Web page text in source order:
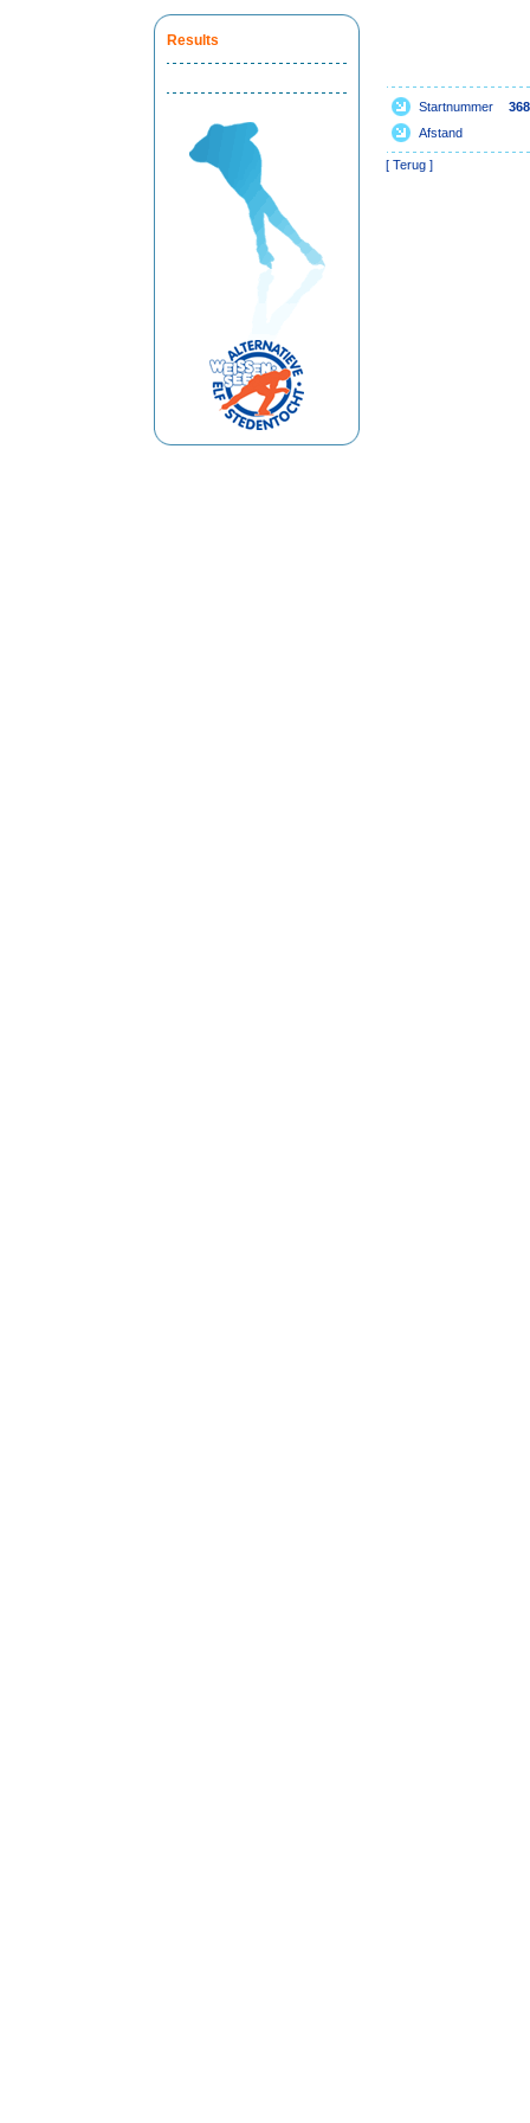
Results
Startnummer
Afstand
[ Terug ]